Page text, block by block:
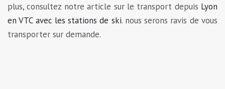
plus, consultez notre article sur le transport depuis Lyon
en VTC avec les stations de ski. nous serons ravis de vous
transporter sur demande.